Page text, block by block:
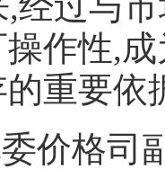
作性,
重要依
价格司